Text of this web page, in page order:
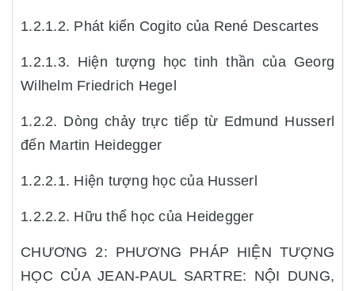
1.2.1.2. Phát kiến Cogito của René Descartes
1.2.1.3. Hiện tượng học tinh thần của Georg
Wilhelm Friedrich Hegel
1.2.2. Dòng chảy trực tiếp từ Edmund Husserl
đến Martin Heidegger
1.2.2.1. Hiện tượng học của Husserl
1.2.2.2. Hữu thể học của Heidegger
CHƯƠNG 2: PHƯƠNG PHÁP HIỆN TƯỢNG
HỌC CỦA JEAN-PAUL SARTRE: NỘI DUNG,